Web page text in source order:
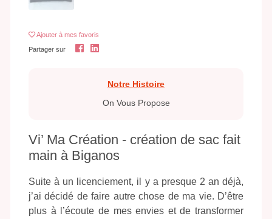
Ajouter à mes favoris
Partager sur
Notre Histoire
On Vous Propose
Vi’ Ma Création - création de sac fait
main à Biganos
Suite à un licenciement, il y a presque 2 an déjà,
j’ai décidé de faire autre chose de ma vie. D’être
plus à l’écoute de mes envies et de transformer